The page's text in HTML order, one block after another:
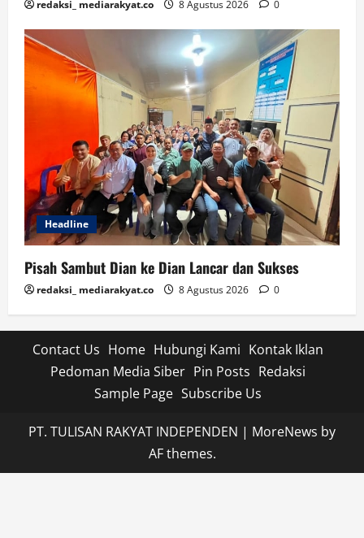
redaksi_ mediarakyat.co 8 Agustus 2026 0
Headline
Pisah Sambut Dian ke Dian Lancar dan Sukses
redaksi_ mediarakyat.co 8 Agustus 2026 0
Contact Us Home Hubungi Kami Kontak Iklan
Pedoman Media Siber Pin Posts Redaksi
Sample Page Subscribe Us
PT. TULISAN RAKYAT INDEPENDEN | MoreNews by
AF themes.